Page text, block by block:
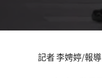
記者 李娉婷/報導